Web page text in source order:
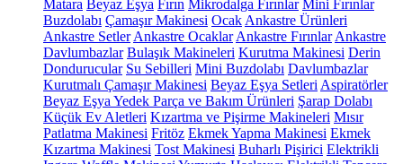
Matara Beyaz Eşya Fırın Mikrodalga Fırınlar Mini Fırınlar
Buzdolabı Çamaşır Makinesi Ocak Ankastre Ürünleri
Ankastre Setler Ankastre Ocaklar Ankastre Fırınlar Ankastre
Davlumbazlar Bulaşık Makineleri Kurutma Makinesi Derin
Dondurucular Su Sebilleri Mini Buzdolabı Davlumbazlar
Kurutmalı Çamaşır Makinesi Beyaz Eşya Setleri Aspiratörler
Beyaz Eşya Yedek Parça ve Bakım Ürünleri Şarap Dolabı
Küçük Ev Aletleri Kızartma ve Pişirme Makineleri Mısır
Patlatma Makinesi Fritöz Ekmek Yapma Makinesi Ekmek
Kızartma Makinesi Tost Makinesi Buharlı Pişirici Elektrikli